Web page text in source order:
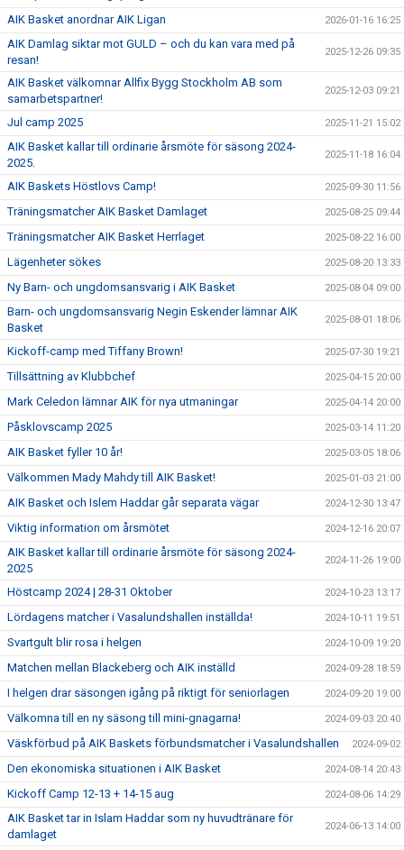
AIK Basket anordnar AIK Ligan 2026-01-16 16:25
AIK Damlag siktar mot GULD – och du kan vara med på
resan!
2025-12-26 09:35
AIK Basket välkomnar Allfix Bygg Stockholm AB som
samarbetspartner!
2025-12-03 09:21
Jul camp 2025 2025-11-21 15:02
AIK Basket kallar till ordinarie årsmöte för säsong 2024-
2025.
2025-11-18 16:04
AIK Baskets Höstlovs Camp! 2025-09-30 11:56
Träningsmatcher AIK Basket Damlaget 2025-08-25 09:44
Träningsmatcher AIK Basket Herrlaget 2025-08-22 16:00
Lägenheter sökes 2025-08-20 13:33
Ny Barn- och ungdomsansvarig i AIK Basket 2025-08-04 09:00
Barn- och ungdomsansvarig Negin Eskender lämnar AIK
Basket
2025-08-01 18:06
Kickoff-camp med Tiffany Brown! 2025-07-30 19:21
Tillsättning av Klubbchef 2025-04-15 20:00
Mark Celedon lämnar AIK för nya utmaningar 2025-04-14 20:00
Påsklovscamp 2025 2025-03-14 11:20
AIK Basket fyller 10 år! 2025-03-05 18:06
Välkommen Mady Mahdy till AIK Basket! 2025-01-03 21:00
AIK Basket och Islem Haddar går separata vägar 2024-12-30 13:47
Viktig information om årsmötet 2024-12-16 20:07
AIK Basket kallar till ordinarie årsmöte för säsong 2024-
2025
2024-11-26 19:00
Höstcamp 2024 | 28-31 Oktober 2024-10-23 13:17
Lördagens matcher i Vasalundshallen inställda! 2024-10-11 19:51
Svartgult blir rosa i helgen 2024-10-09 19:20
Matchen mellan Blackeberg och AIK inställd 2024-09-28 18:59
I helgen drar säsongen igång på riktigt för seniorlagen 2024-09-20 19:00
Välkomna till en ny säsong till mini-gnagarna! 2024-09-03 20:40
Väskförbud på AIK Baskets förbundsmatcher i Vasalundshallen 2024-09-02
Den ekonomiska situationen i AIK Basket 2024-08-14 20:43
Kickoff Camp 12-13 + 14-15 aug 2024-08-06 14:29
AIK Basket tar in Islam Haddar som ny huvudtränare för
damlaget
2024-06-13 14:00